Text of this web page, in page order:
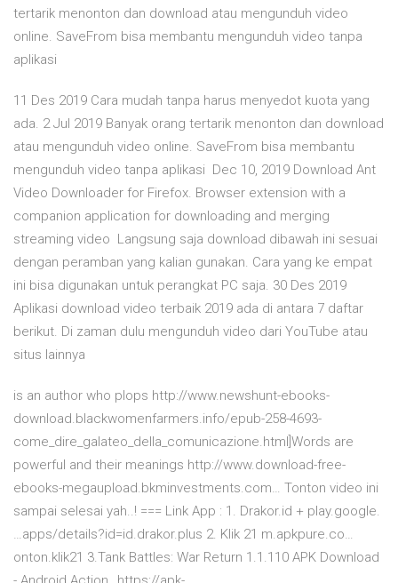
tertarik menonton dan download atau mengunduh video
online. SaveFrom bisa membantu mengunduh video tanpa
aplikasi
11 Des 2019 Cara mudah tanpa harus menyedot kuota yang
ada. 2 Jul 2019 Banyak orang tertarik menonton dan download
atau mengunduh video online. SaveFrom bisa membantu
mengunduh video tanpa aplikasi Dec 10, 2019 Download Ant
Video Downloader for Firefox. Browser extension with a
companion application for downloading and merging
streaming video Langsung saja download dibawah ini sesuai
dengan peramban yang kalian gunakan. Cara yang ke empat
ini bisa digunakan untuk perangkat PC saja. 30 Des 2019
Aplikasi download video terbaik 2019 ada di antara 7 daftar
berikut. Di zaman dulu mengunduh video dari YouTube atau
situs lainnya
is an author who plops http://www.newshunt-ebooks-
download.blackwomenfarmers.info/epub-258-4693-
come_dire_galateo_della_comunicazione.html]Words are
powerful and their meanings http://www.download-free-
ebooks-megaupload.bkminvestments.com… Tonton video ini
sampai selesai yah..! === Link App : 1. Drakor.id + play.google.
…apps/details?id=id.drakor.plus 2. Klik 21 m.apkpure.co…
onton.klik21 3.Tank Battles: War Return 1.1.110 APK Download